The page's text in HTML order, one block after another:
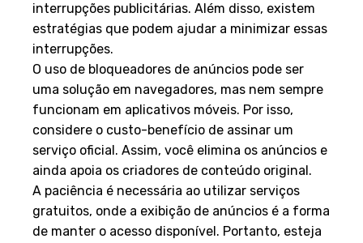
interrupções publicitárias. Além disso, existem
estratégias que podem ajudar a minimizar essas
interrupções.
O uso de bloqueadores de anúncios pode ser
uma solução em navegadores, mas nem sempre
funcionam em aplicativos móveis. Por isso,
considere o custo-benefício de assinar um
serviço oficial. Assim, você elimina os anúncios e
ainda apoia os criadores de conteúdo original.
A paciência é necessária ao utilizar serviços
gratuitos, onde a exibição de anúncios é a forma
de manter o acesso disponível. Portanto, esteja